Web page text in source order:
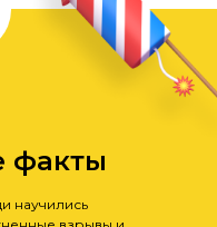
научились
факты